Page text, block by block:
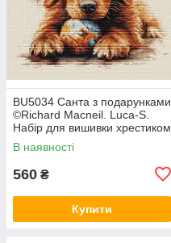
BU5034 Санта з подарунками
©Richard Macneil. Luca-S.
Набір для вишивки хрестиком
В наявності
560 ₴
Купити